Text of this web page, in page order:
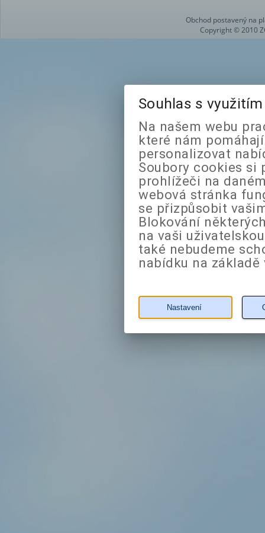
Obchod postavený na
Copyright © 2010
Souhlas s
Na našem webu
které nám
personalizovat
Soubory cookies si
prohlížeči na
webová stránka
se přizpůsobit
Blokování
na vaši
také nebudeme
nabídku na
Nastavení